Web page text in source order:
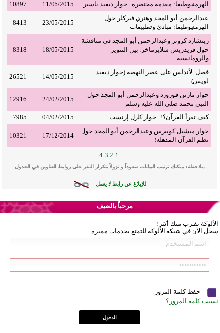
الهرمنيوطيقا: مقدمة مختصرة.. حوار ديفيد ياسبر
11/06/2015
10897
عبدالرحمن أبو المجد وهنري فيركلر حول
الهرمنيوطيقا: مبادئ وتطبيقات
23/05/2015
8413
ريتشارد كروتر وعبدالرحمن أبو المجد في مناقشة
حول فريدريش شلايرماخر: بين التنوير
والرومانسية
18/05/2015
8318
فضل الأندلس على عصر النهضة (حوار ديفيد
لويس)
14/05/2015
26521
حوار مارتن فورورد وعبدالرحمن أبو المجد حول
النبي محمد صلى الله عليه وسلم
24/02/2015
12916
كيف تقرأ القرآن؟!.. حوار كارل إرنست 04/02/2015
7985
حوار ميشيل كويبرس وعبدالرحمن أبو المجد حول
نظم القرآن المذهلة!
17/12/2014
10321
1
2
3
4
ملاحظة: يمكنك ترتيب البيانات صعوداً و نزولاً بتكرار النقر على روابط العناوين في الجدول
للإبلاغ عن رابط لا يعمل
مرحباً بالضيف
الألوكة تقترب منك أكثر!
سجل الآن في شبكة الألوكة للتمتع بخدمات مميزة.
حفظ كلمة المرور
نسيت كلمة المرور؟